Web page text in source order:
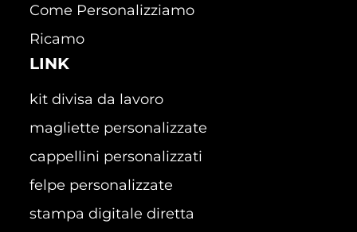
Come Personalizziamo
Ricamo
LINK
kit divisa da lavoro
magliette personalizzate
cappellini personalizzati
felpe personalizzate
stampa digitale diretta